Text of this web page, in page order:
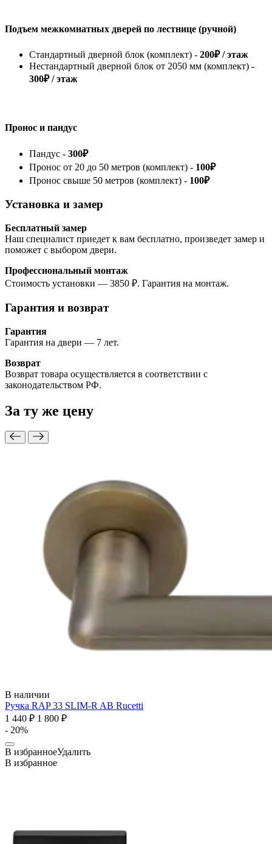
Подъем межкомнатных дверей по лестнице (ручной)
Стандартный дверной блок (комплект) - 200₽ / этаж
Нестандартный дверной блок от 2050 мм (комплект) -
300₽ / этаж
Пронос и пандус
Пандус - 300₽
Пронос от 20 до 50 метров (комплект) - 100₽
Пронос свыше 50 метров (комплект) - 100₽
Установка и замер
Бесплатный замер
Наш специалист приедет к вам бесплатно, произведет замер и
поможет с выбором двери.
Профессиональный монтаж
Стоимость установки — 3850 ₽. Гарантия на монтаж.
Гарантия и возврат
Гарантия
Гарантия на двери — 7 лет.
Возврат
Возврат товара осуществляется в соответствии с
законодательством РФ.
За ту же цену
В наличии
Ручка RAP 33 SLIM-R AB Rucetti
1 440 ₽ 1 800 ₽
- 20%
В избранноеУдалить
В избранное